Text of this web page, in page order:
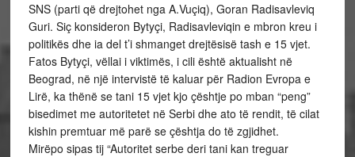
SNS (parti që drejtohet nga A.Vuçiq), Goran Radisavleviq
Guri. Siç konsideron Bytyçi, Radisavleviqin e mbron kreu i
politikës dhe ia del t’i shmanget drejtësisë tash e 15 vjet.
Fatos Bytyçi, vëllai i viktimës, i cili është aktualisht në
Beograd, në një intervistë të kaluar për Radion Evropa e
Lirë, ka thënë se tani 15 vjet kjo çështje po mban “peng”
bisedimet me autoritetet në Serbi dhe ato të rendit, të cilat
kishin premtuar më parë se çështja do të zgjidhet.
Mirëpo sipas tij “Autoritet serbe deri tani kan treguar